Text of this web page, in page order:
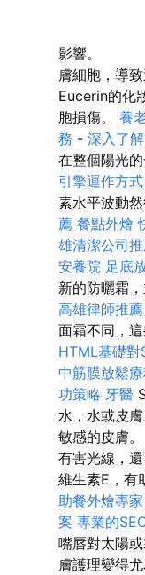
影響。
膚細胞，導
Eucerin的化
胞損傷。 養
務 - 深入了
在整個陽光
引擎運作方式
素水平波動
薦 餐點外燴
雄清潔公司
安養院 足底
新的防曬霜
高雄律師推薦
面霜不同，
HTML基礎對
中筋膜放鬆
功策略 牙醫
水，水或皮
敏感的皮膚。
有害光線，
維生素E，有
助餐外燴專家
案 專業的
嘴唇對太陽
膚護理變得